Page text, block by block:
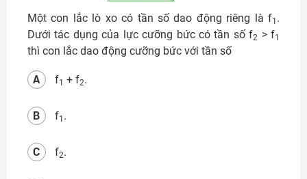
Một con lắc lò xo có tần số dao động riêng là f1 .
Dưới tác dụng của lực cưỡng bức có tần số f2 > f1
thì con lắc dao động cưỡng bức với tần số
f1 + f2.
A
f1 .
B
f2.
C